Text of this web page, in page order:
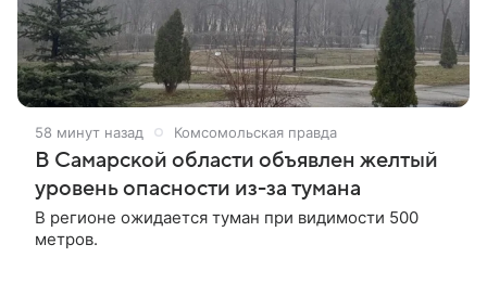
58 минут назад Комсомольская правда
В Самарской области объявлен желтый
уровень опасности из-за тумана
В регионе ожидается туман при видимости 500
метров.